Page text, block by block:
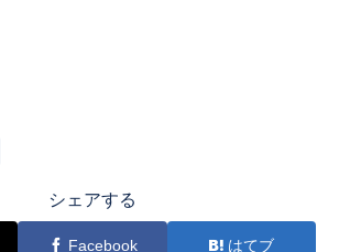
シェアする
Facebook はてブ